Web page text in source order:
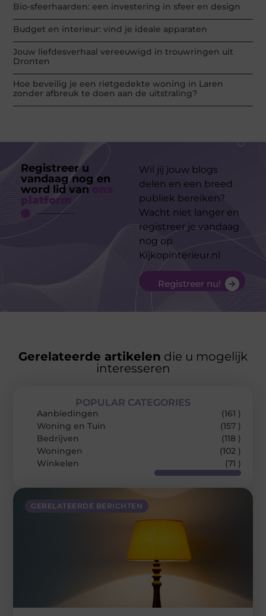
Bio-sfeerhaarden: een investering in sfeer en design
Budget en interieur: vind je ideale apparaten
Jouw liefdesverhaal vereeuwigd in trouwringen uit
Dronten
Hoe beveilig je een rietgedekte woning in Laren
zonder afbreuk te doen aan de uitstraling?
Registreer u
vandaag nog en
word lid van
platform
Wil jij jouw blogs
delen en een breed
publiek bereiken?
Wacht niet langer en
registreer je vandaag
nog op
Kijkopinterieur.nl
Registreer nu!
Gerelateerde artikelen die u mogelijk
interesseren
GERELATEERDE BERICHTEN
POPULAR CATEGORIES
Aanbiedingen
(161 )
Woning en Tuin
(157 )
Bedrijven
(118 )
Woningen
(102 )
Winkelen
(71 )